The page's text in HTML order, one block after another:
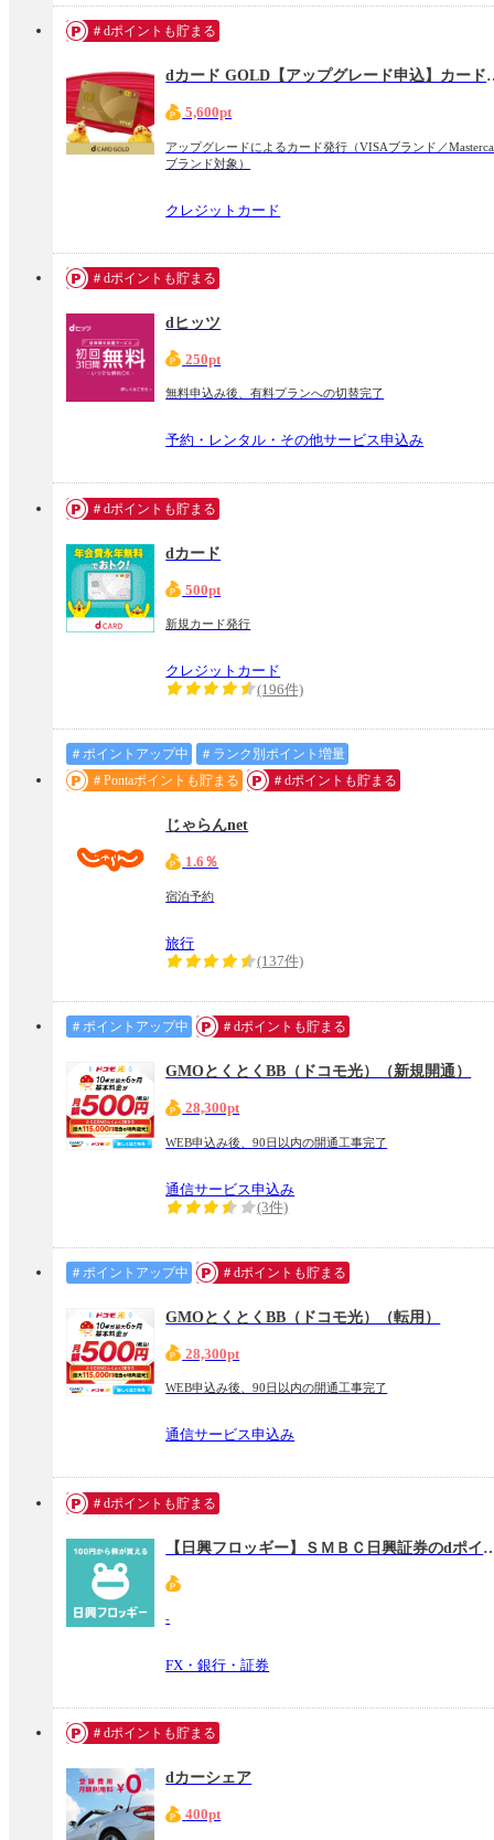
＃dポイントも貯まる
dカード GOLD
5,600pt
アップグレードによるカード発行（VISAブランド／
ブランド対象）
クレジットカード
＃dポイントも貯まる
dヒッツ
250pt
無料申込み後、有料プランへの切替完了
予約・レンタル・その他サービス申込み
＃dポイントも貯まる
dカード
500pt
新規カード発行
クレジットカード
(196件)
＃ポイントアップ中
＃ランク別ポイント増量
＃Pontaポイントも貯まる
＃dポイントも貯まる
じゃらんnet
1.6％
宿泊予約
旅行
(137件)
＃ポイントアップ中 ＃dポイントも貯まる
GMOとくとくBB（ドコモ光）（新規開通）
28,300pt
WEB申込み後、90日以内の開通工事完了
通信サービス申込み
(3件)
＃ポイントアップ中 ＃dポイントも貯まる
GMOとくとくBB（ドコモ光）（転用）
28,300pt
WEB申込み後、90日以内の開通工事完了
通信サービス申込み
＃dポイントも貯まる
【日興フロッギー】ＳＭＢＣ日興証券
-
FX・銀行・証券
＃dポイントも貯まる
dカーシェア
400pt